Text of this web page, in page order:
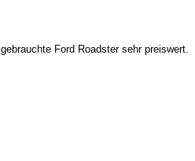
Ford Roadster sehr preiswert.